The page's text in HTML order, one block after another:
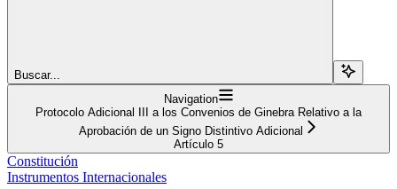
Buscar...
Navigation
Protocolo Adicional III a los Convenios de Ginebra Relativo a la
Aprobación de un Signo Distintivo Adicional
Artículo 5
Constitución
Instrumentos Internacionales